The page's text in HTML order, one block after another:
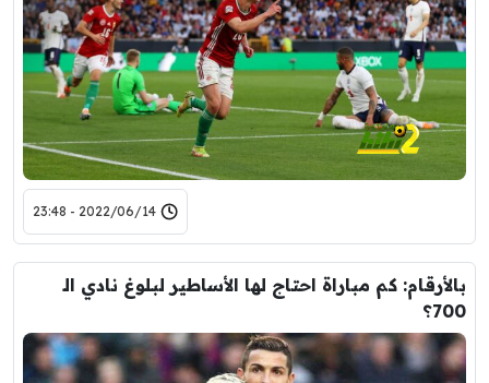
2022/06/14 - 23:48
بالأرقام: كم مباراة احتاج لها الأساطير لبلوغ نادي الـ
700؟